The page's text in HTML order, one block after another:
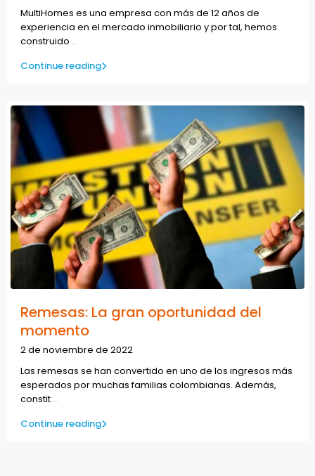
MultiHomes es una empresa con más de 12 años de
experiencia en el mercado inmobiliario y por tal, hemos
construido ...
Continue reading
Remesas: La gran oportunidad del
momento
2 de noviembre de 2022
Las remesas se han convertido en uno de los ingresos más
esperados por muchas familias colombianas. Además,
constit ...
Continue reading